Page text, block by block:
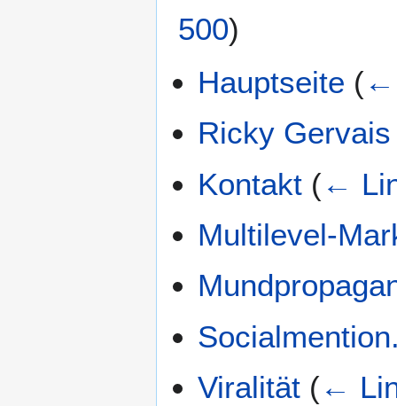
500)
Hauptseite (←
Ricky Gervais
Kontakt (←
Multilevel-
Viralität (←